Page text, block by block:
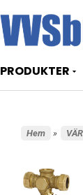
PRODUKTER
Hem »